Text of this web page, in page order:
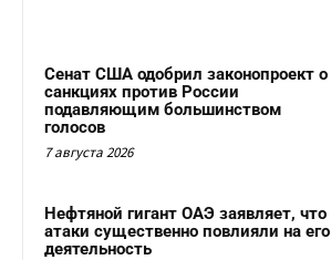
Сенат США одобрил законопроект о
санкциях против России
подавляющим большинством
голосов
7 августа 2026
Нефтяной гигант ОАЭ заявляет, что
атаки существенно повлияли на его
деятельность